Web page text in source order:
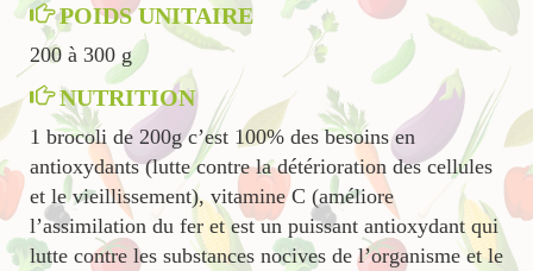
POIDS UNITAIRE
200 à 300 g
NUTRITION
1 brocoli de 200g c’est 100% des besoins en
antioxydants (lutte contre la détérioration des cellules
et le vieillissement), vitamine C (améliore
l’assimilation du fer et est un puissant antioxydant qui
lutte contre les substances nocives de l’organisme et le